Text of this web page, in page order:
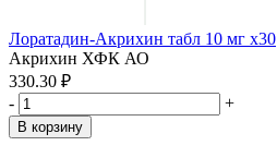
Лоратадин-Акрихин табл 10 мг x30
Акрихин ХФК АО
330.30 ₽
-
+
В корзину